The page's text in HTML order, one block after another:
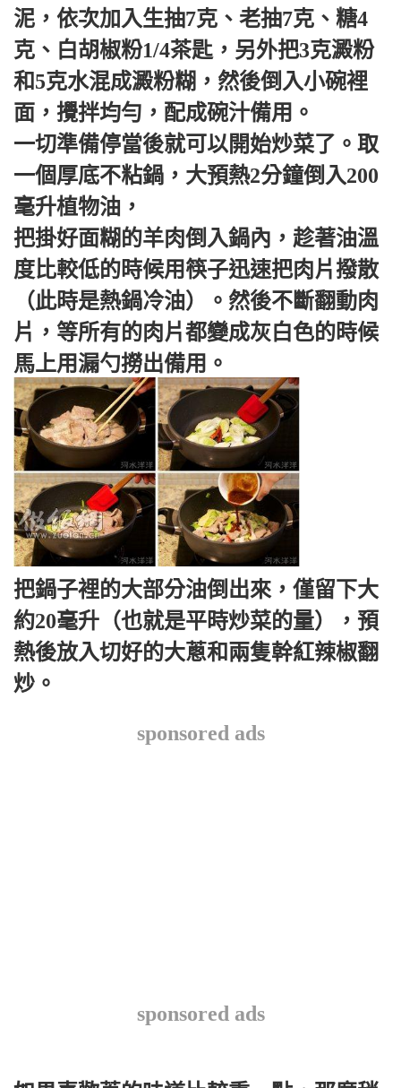
泥，依次加入生抽7克、老抽7克、糖4
克、白胡椒粉1/4茶匙，另外把3克澱粉
和5克水混成澱粉糊，然後倒入小碗裡
面，攪拌均勻，配成碗汁備用。
一切準備停當後就可以開始炒菜了。取
一個厚底不粘鍋，大預熱2分鐘倒入200
毫升植物油，
把掛好面糊的羊肉倒入鍋內，趁著油溫
度比較低的時候用筷子迅速把肉片撥散
（此時是熱鍋冷油）。然後不斷翻動肉
片，等所有的肉片都變成灰白色的時候
馬上用漏勺撈出備用。
把鍋子裡的大部分油倒出來，僅留下大
約20毫升（也就是平時炒菜的量），預
熱後放入切好的大蔥和兩隻幹紅辣椒翻
炒。
sponsored ads
sponsored ads